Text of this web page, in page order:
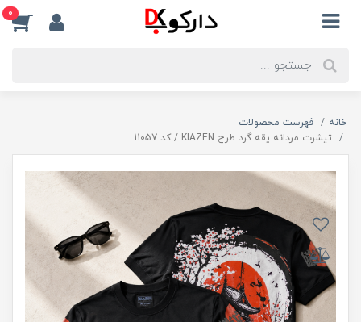
0
خانه
فهرست محصولات
تیشرت مردانه یقه گرد طرح KIAZEN / کد 11057